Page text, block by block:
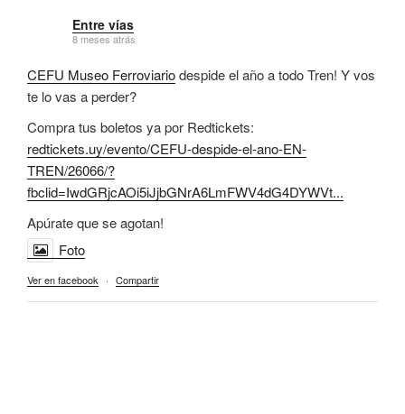
Entre vías
8 meses atrás
CEFU Museo Ferroviariodespide el año a todo Tren! Y vos
te lo vas a perder?
Compra tus boletos ya por Redtickets:
redtickets.uy/evento/CEFU-despide-el-ano-EN-
TREN/26066/?
fbclid=IwdGRjcAOi5iJjbGNrA6LmFWV4dG4DYWVt...
Apúrate que se agotan!
Foto
Ver en facebook · Compartir